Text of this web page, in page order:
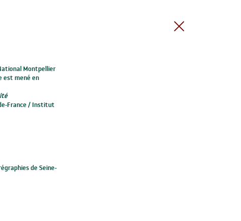
Montpellier
est mené en
France / Institut
de Seine-